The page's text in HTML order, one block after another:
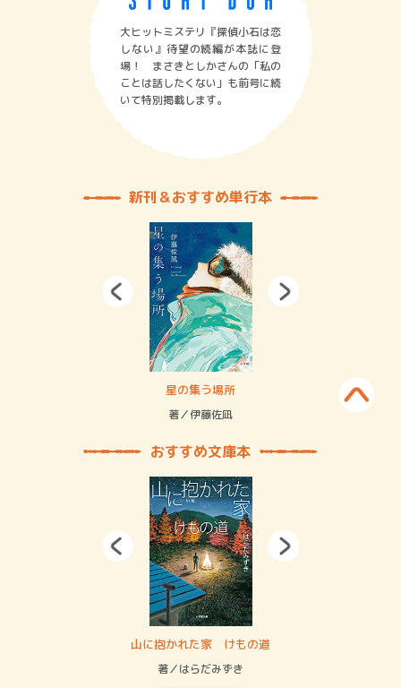
大ヒットミステリ『探偵小石は恋
しない』待望の続編が本誌に登
場！ まさきとしかさんの「私の
ことは話したくない」も前号に続
いて特別掲載します。
新刊＆おすすめ単行本
星の集う場所
著／伊藤佐凪
記憶
おすすめ文庫本
山に抱かれた家 けもの道
著／はらだみずき